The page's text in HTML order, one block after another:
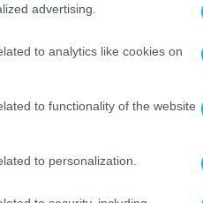
advertising.
to analytics like cookies on
to functionality of the website
to personalization.
δισ. ευρώ
για το 2021 και
στα 6,39 δισ. ευρώ,
κατά τη διάρκεια
το ειδικό